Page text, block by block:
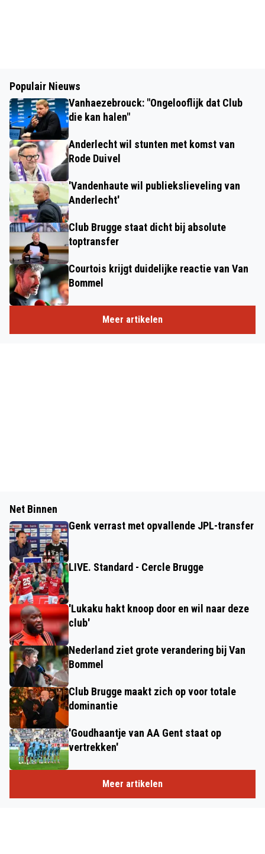
Populair Nieuws
Vanhaezebrouck: "Ongelooflijk dat Club
die kan halen"
Anderlecht wil stunten met komst van
Rode Duivel
'Vandenhaute wil publiekslieveling van
Anderlecht'
Club Brugge staat dicht bij absolute
toptransfer
Courtois krijgt duidelijke reactie van Van
Bommel
Meer artikelen
Net Binnen
Genk verrast met opvallende JPL-transfer
LIVE. Standard - Cercle Brugge
'Lukaku hakt knoop door en wil naar deze
club'
Nederland ziet grote verandering bij Van
Bommel
Club Brugge maakt zich op voor totale
dominantie
'Goudhaantje van AA Gent staat op
vertrekken'
Meer artikelen